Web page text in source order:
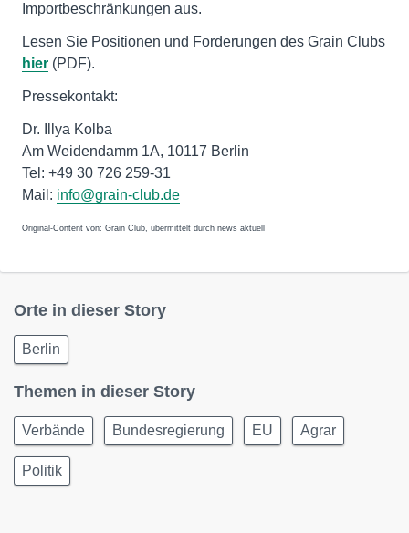
Importbeschränkungen aus.
Lesen Sie Positionen und Forderungen des Grain Clubs
hier (PDF).
Pressekontakt:
Dr. Illya Kolba
Am Weidendamm 1A, 10117 Berlin
Tel: +49 30 726 259-31
Mail: info@grain-club.de
Original-Content von: Grain Club, übermittelt durch news aktuell
Orte in dieser Story
Berlin
Themen in dieser Story
Verbände Bundesregierung EU Agrar
Politik